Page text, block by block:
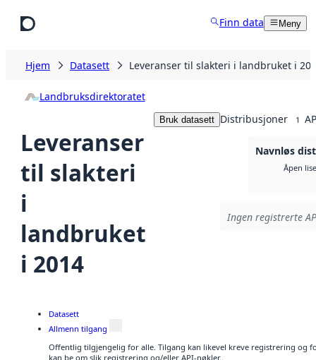
Finn data Meny
Hjem Datasett Leveranser til slakteri i landbruket i
Landbruksdirektoratet
Leveranser
til slakteri
i
landbruket
i 2014
Bruk datasett Distribusjoner 1
Navnløs
Åpen
Ingen registrerte
Datasett
Allmenn tilgang
Offentlig tilgjengelig for alle. Tilgang kan likevel kreve registrering og
kan be om slik registrering og/eller API-nøkler.